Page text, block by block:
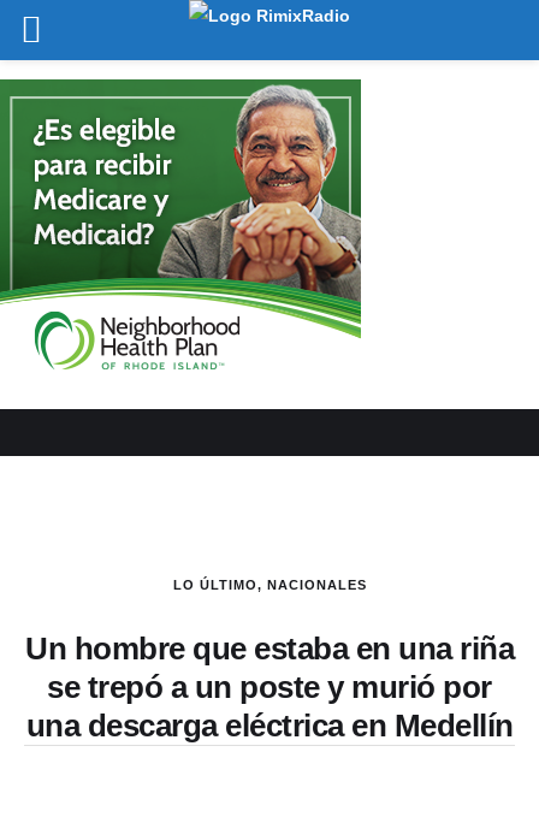
LO ÚLTIMO, NACIONALES
Un hombre que estaba en una riña
se trepó a un poste y murió por
una descarga eléctrica en Medellín